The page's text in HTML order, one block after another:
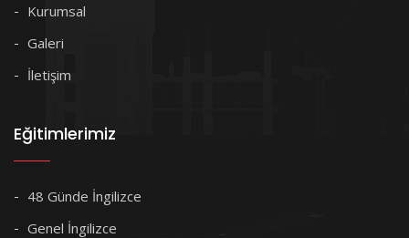
Kurumsal
Galeri
İletişim
Eğitimlerimiz
48 Günde İngilizce
Genel İngilizce